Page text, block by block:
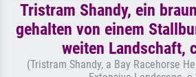
Tristram Shandy, ein
gehalten von einem
weiten Landschaft,
(Tristram Shandy, a Bay Racehorse